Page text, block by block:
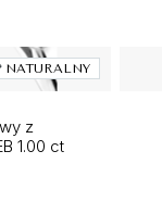
NATURALNY
z
1.00 ct